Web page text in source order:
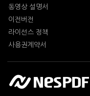
동영상 설명서
이전버전
라이선스 정책
사용권계약서